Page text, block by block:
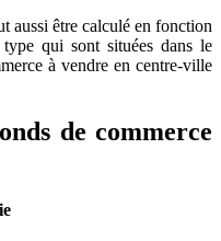
aussi être calculé en fonction
qui sont situées dans le
à vendre en centre-ville
de commerce